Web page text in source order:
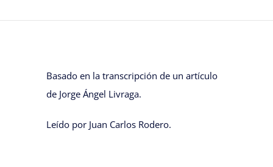
Basado en la transcripción de un artículo
de Jorge Ángel Livraga.
Leído por Juan Carlos Rodero.